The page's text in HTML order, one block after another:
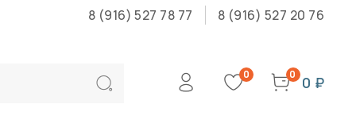
8 (916) 527 78 77 8 (916) 527 20 76
0 0 0 ₽